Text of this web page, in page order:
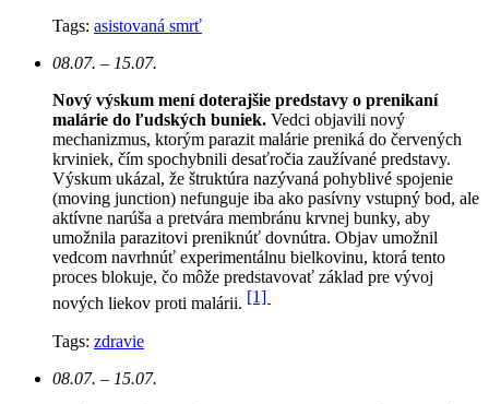
Tags: asistovaná smrť
08.07. – 15.07.
Nový výskum mení doterajšie predstavy o prenikaní
malárie do ľudských buniek. Vedci objavili nový
mechanizmus, ktorým parazit malárie preniká do červených
krviniek, čím spochybnili desaťročia zaužívané predstavy.
Výskum ukázal, že štruktúra nazývaná pohyblivé spojenie
(moving junction) nefunguje iba ako pasívny vstupný bod, ale
aktívne narúša a pretvára membránu krvnej bunky, aby
umožnila parazitovi preniknúť dovnútra. Objav umožnil
vedcom navrhnúť experimentálnu bielkovinu, ktorá tento
proces blokuje, čo môže predstavovať základ pre vývoj
nových liekov proti malárii. [1]
Tags: zdravie
08.07. – 15.07.